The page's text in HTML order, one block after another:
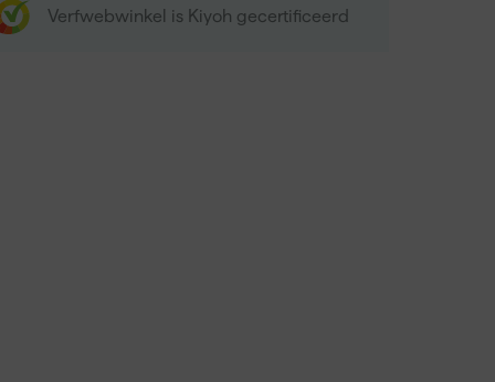
Verfwebwinkel is Kiyoh gecertificeerd